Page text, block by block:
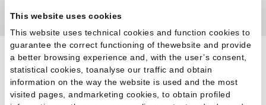
This website uses cookies
This website uses technical cookies and function cookies to
guarantee the correct functioning of thewebsite and provide
a better browsing experience and, with the user’s consent,
statistical cookies, toanalyse our traffic and obtain
information on the way the website is used and the most
visited pages, andmarketing cookies, to obtain profiled
Certificaciones